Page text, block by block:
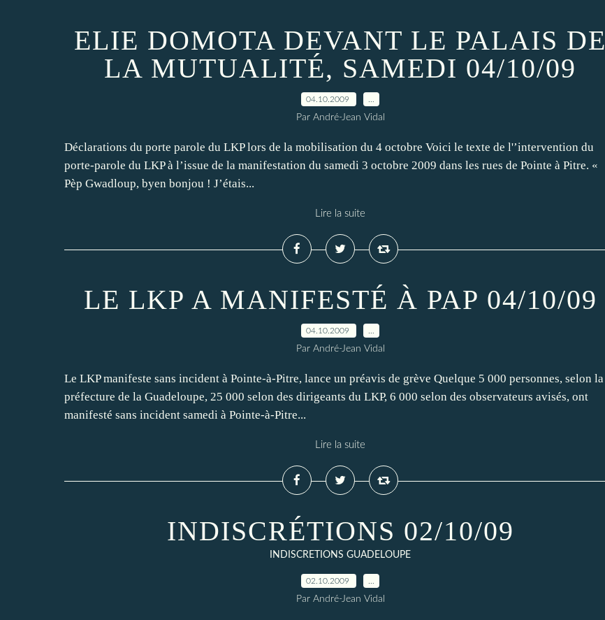
ELIE DOMOTA DEVANT LE PALAIS DE
LA MUTUALITÉ, SAMEDI 04/10/09
04.10.2009
Par André-Jean Vidal
Déclarations du porte parole du LKP lors de la mobilisation du 4 octobre Voici le texte de l'’intervention du
porte-parole du LKP à l’issue de la manifestation du samedi 3 octobre 2009 dans les rues de Pointe à Pitre. «
Pèp Gwadloup, byen bonjou ! J’étais...
Lire la suite
LE LKP A MANIFESTÉ À PAP 04/10/09
04.10.2009
Par André-Jean Vidal
Le LKP manifeste sans incident à Pointe-à-Pitre, lance un préavis de grève Quelque 5 000 personnes, selon la
préfecture de la Guadeloupe, 25 000 selon des dirigeants du LKP, 6 000 selon des observateurs avisés, ont
manifesté sans incident samedi à Pointe-à-Pitre...
Lire la suite
INDISCRÉTIONS 02/10/09
INDISCRETIONS GUADELOUPE
02.10.2009
Par André-Jean Vidal